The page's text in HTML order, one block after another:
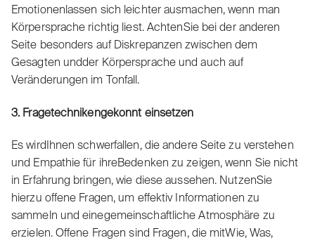
Emotionenlassen sich leichter ausmachen, wenn man
Körpersprache richtig liest. AchtenSie bei der anderen
Seite besonders auf Diskrepanzen zwischen dem
Gesagten undder Körpersprache und auch auf
Veränderungen im Tonfall.
3. Fragetechnikengekonnt einsetzen
Es wirdIhnen schwerfallen, die andere Seite zu verstehen
und Empathie für ihreBedenken zu zeigen, wenn Sie nicht
in Erfahrung bringen, wie diese aussehen. NutzenSie
hierzu offene Fragen, um effektiv Informationen zu
sammeln und einegemeinschaftliche Atmosphäre zu
erzielen. Offene Fragen sind Fragen, die mitWie, Was,